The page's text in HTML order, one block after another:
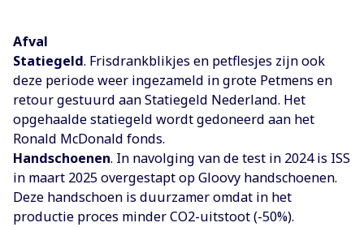
Afval
Statiegeld. Frisdrankblikjes en petflesjes zijn ook
deze periode weer ingezameld in grote Petmens en
retour gestuurd aan Statiegeld Nederland. Het
opgehaalde statiegeld wordt gedoneerd aan het
Ronald McDonald fonds.
Handschoenen. In navolging van de test in 2024 is ISS
in maart 2025 overgestapt op Gloovy handschoenen.
Deze handschoen is duurzamer omdat in het
productie proces minder CO2-uitstoot (-50%).